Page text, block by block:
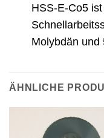
HSS-E-Co5
Molybdän und
ÄHNLICHE